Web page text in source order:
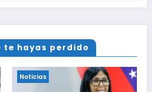
te hayas perdido